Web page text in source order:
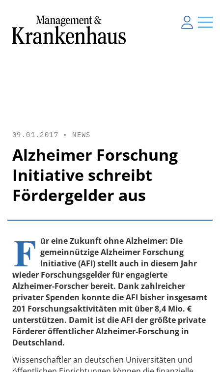
09.01.2017 • NEWS
Alzheimer Forschung
Initiative schreibt
Fördergelder aus
F ür eine Zukunft ohne Alzheimer: Die
gemeinnützige Alzheimer Forschung
Initiative (AFI) stellt auch in diesem Jahr
wieder Forschungsgelder für engagierte
Alzheimer-Forscher bereit. Dank zahlreicher
privater Spenden konnte die AFI bisher insgesamt
201 Forschungsaktivitäten mit über 8,4 Mio. €
unterstützen. Damit ist die AFI der größte private
Förderer öffentlicher Alzheimer-Forschung in
Deutschland.
Wissenschaftler an deutschen Universitäten und